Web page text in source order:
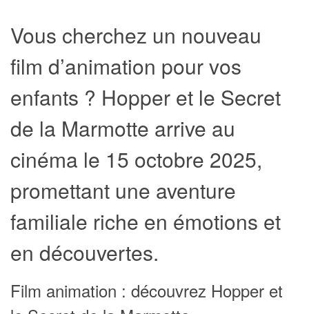
Vous cherchez un nouveau
film d’animation pour vos
enfants ? Hopper et le Secret
de la Marmotte arrive au
cinéma le 15 octobre 2025,
promettant une aventure
familiale riche en émotions et
en découvertes.
Film animation : découvrez Hopper et